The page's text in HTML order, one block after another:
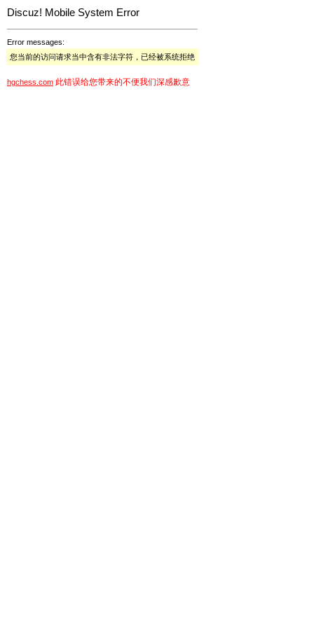
Discuz! Mobile System Error
Error messages:
您当前的访问请求当中含有非法字符，已经被系统拒绝
hgchess.com 此错误给您带来的不便我们深感歉意